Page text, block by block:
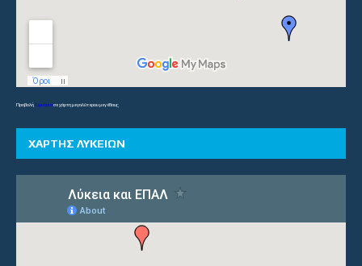
ΠροβολήΓυμνάσιασε χάρτη μεγαλύτερου μεγέθους
ΧΑΡΤΗΣ ΛΥΚΕΙΩΝ